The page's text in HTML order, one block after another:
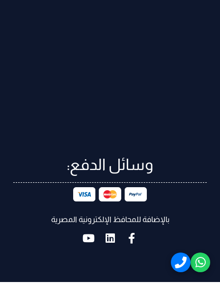
وسائل الدفع:
بالإضافة للمحافظ الإلكترونية المصرية